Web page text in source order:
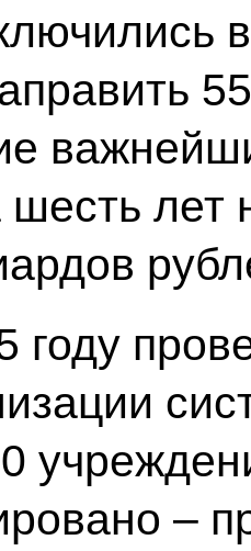
шесть лет
году
–